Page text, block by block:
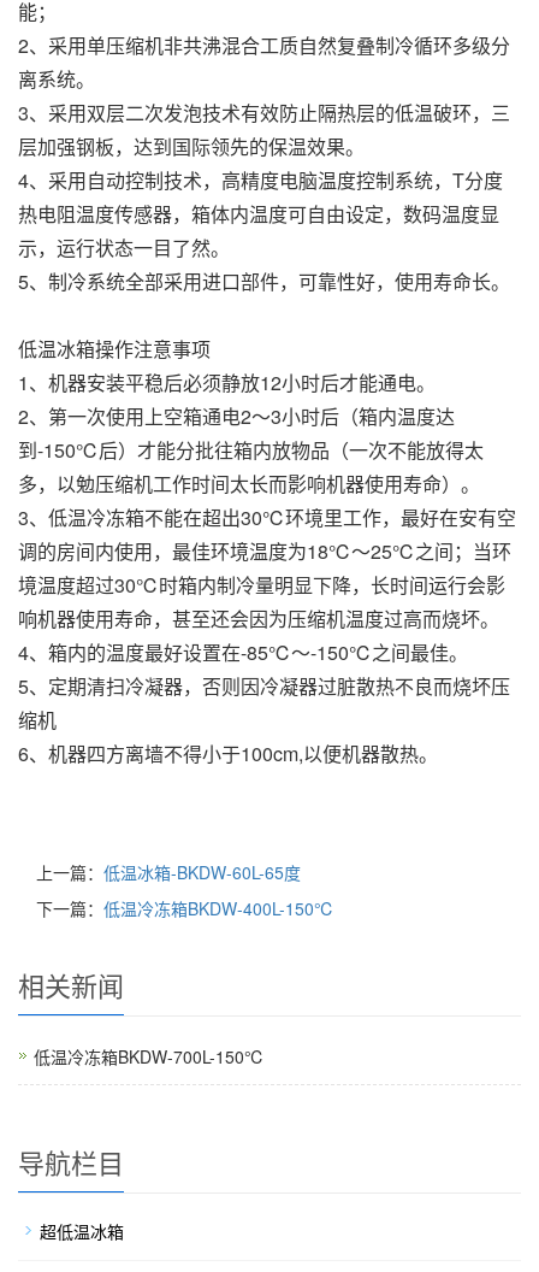
能；
2、采用单压缩机非共沸混合工质自然复叠制冷循环多级分
离系统。
3、采用双层二次发泡技术有效防止隔热层的低温破环，三
层加强钢板，达到国际领先的保温效果。
4、采用自动控制技术，高精度电脑温度控制系统，T分度
热电阻温度传感器，箱体内温度可自由设定，数码温度显
示，运行状态一目了然。
5、制冷系统全部采用进口部件，可靠性好，使用寿命长。
低温冰箱操作注意事项
1、机器安装平稳后必须静放12小时后才能通电。
2、第一次使用上空箱通电2～3小时后（箱内温度达
到-150℃后）才能分批往箱内放物品（一次不能放得太
多，以勉压缩机工作时间太长而影响机器使用寿命）。
3、低温冷冻箱不能在超出30℃环境里工作，最好在安有空
调的房间内使用，最佳环境温度为18℃～25℃之间；当环
境温度超过30℃时箱内制冷量明显下降，长时间运行会影
响机器使用寿命，甚至还会因为压缩机温度过高而烧坏。
4、箱内的温度最好设置在-85℃～-150℃之间最佳。
5、定期清扫冷凝器，否则因冷凝器过脏散热不良而烧坏压
缩机
6、机器四方离墙不得小于100cm,以便机器散热。
上一篇： 低温冰箱-BKDW-60L-65度
下一篇： 低温冷冻箱BKDW-400L-150℃
相关新闻
低温冷冻箱BKDW-700L-150℃
导航栏目
超低温冰箱